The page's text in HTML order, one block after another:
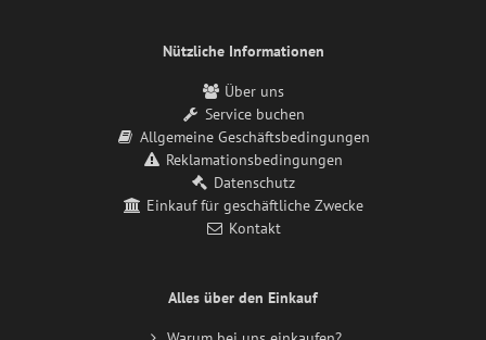
Nützliche Informationen
Über uns
Service buchen
Allgemeine Geschäftsbedingungen
Reklamationsbedingungen
Datenschutz
Einkauf für geschäftliche Zwecke
Kontakt
Alles über den Einkauf